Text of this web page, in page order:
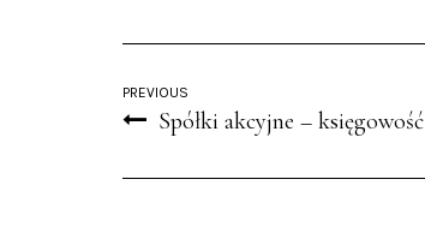
PREVIOUS
Spółki akcyjne – księgowość